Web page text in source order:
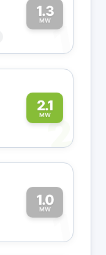
1.3
MW1
2.1
MW2
1.0
MW1